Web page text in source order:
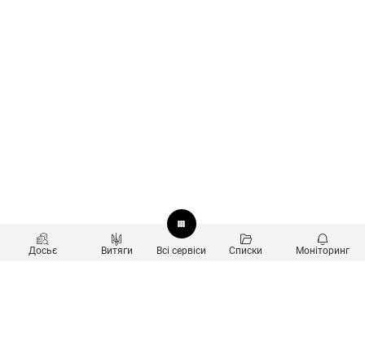
Досьє Витяги Всі сервіси Списки Моніторинг